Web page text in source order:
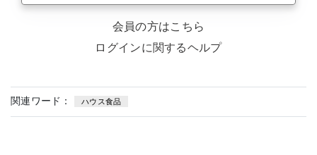
会員の方はこちら
ログインに関するヘルプ
関連ワード： ハウス食品